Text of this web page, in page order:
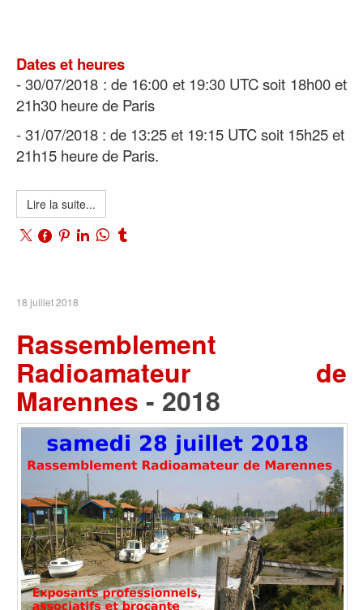
Dates et heures
- 30/07/2018 : de 16:00 et 19:30 UTC soit 18h00 et
21h30 heure de Paris
- 31/07/2018 : de 13:25 et 19:15 UTC soit 15h25 et
21h15 heure de Paris.
Lire la suite...
18 juillet 2018
Rassemblement
Radioamateur de
Marennes - 2018